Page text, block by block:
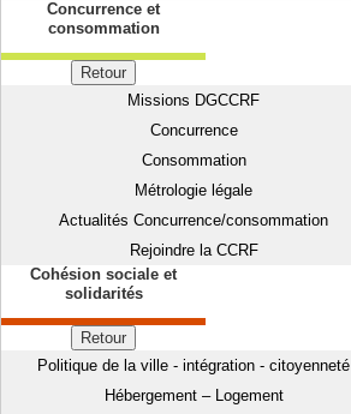
Concurrence et
consommation
Retour
Missions DGCCRF
Concurrence
Consommation
Métrologie légale
Actualités Concurrence/consommation
Rejoindre la CCRF
Cohésion sociale et
solidarités
Retour
Politique de la ville - intégration - citoyenneté
Hébergement – Logement